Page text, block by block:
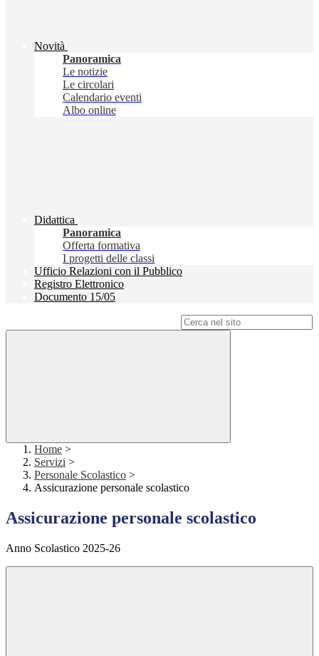
Novità
Panoramica
Le notizie
Le circolari
Calendario eventi
Albo online
Didattica
Panoramica
Offerta formativa
I progetti delle classi
Ufficio Relazioni con il Pubblico
Registro Elettronico
Documento 15/05
Home >
Servizi >
Personale Scolastico >
Assicurazione personale scolastico
Assicurazione personale scolastico
Anno Scolastico 2025-26